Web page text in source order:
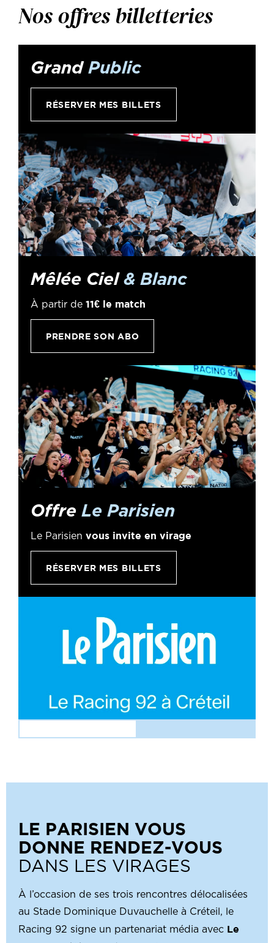
Nos offres billetteries
Grand Public
RÉSERVER MES BILLETS
Mêlée Ciel & Blanc
À partir de 11€ le match
PRENDRE SON ABO
Offre Le Parisien
Le Parisien vous invite en virage
RÉSERVER MES BILLETS
LE PARISIEN VOUS
DONNE RENDEZ-VOUS
DANS LES VIRAGES
À l’occasion de ses trois rencontres délocalisées
au Stade Dominique Duvauchelle à Créteil, le
Racing 92 signe un partenariat média avec Le